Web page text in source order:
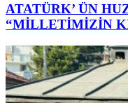
ATATÜRK’ ÜN
“MİLLETİMİZİN